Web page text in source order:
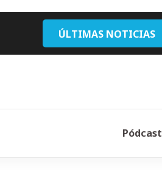
ÚLTIMAS NOTICIAS
Pódcast